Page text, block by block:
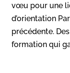
vœu pour une
d’orientation
précédente.
formation qui